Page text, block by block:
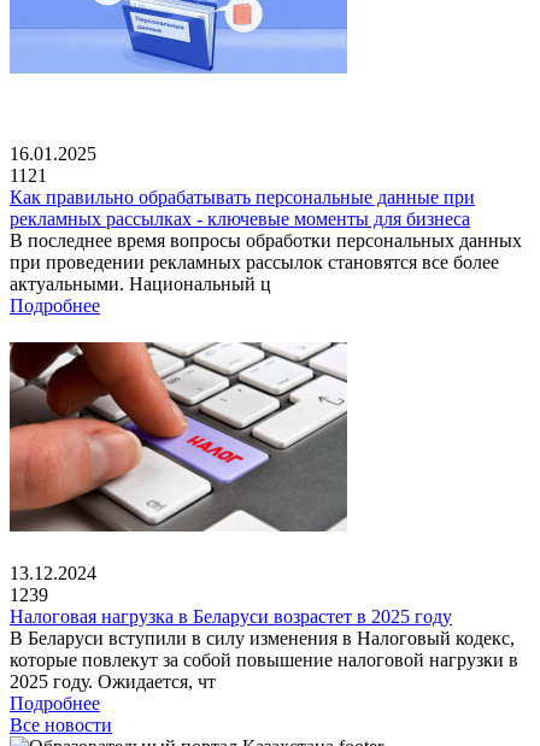
16.01.2025
1121
Как правильно обрабатывать персональные данные при
рекламных рассылках - ключевые моменты для бизнеса
В последнее время вопросы обработки персональных данных
при проведении рекламных рассылок становятся все более
актуальными. Национальный ц
Подробнее
13.12.2024
1239
Налоговая нагрузка в Беларуси возрастет в 2025 году
В Беларуси вступили в силу изменения в Налоговый кодекс,
которые повлекут за собой повышение налоговой нагрузки в
2025 году. Ожидается, чт
Подробнее
Все новости